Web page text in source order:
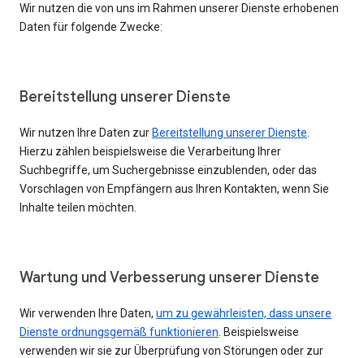
Wir nutzen die von uns im Rahmen unserer Dienste erhobenen
Daten für folgende Zwecke:
Bereitstellung unserer Dienste
Wir nutzen Ihre Daten zur Bereitstellung unserer Dienste
Hierzu zählen beispielsweise die Verarbeitung Ihrer
Suchbegriffe, um Suchergebnisse einzublenden, oder das
Vorschlagen von Empfängern aus Ihren Kontakten, wenn Sie
Inhalte teilen möchten.
Wartung und Verbesserung unserer Dienste
Wir verwenden Ihre Daten, um zu gewährleisten, dass unsere
Dienste ordnungsgemäß funktionieren . Beispielsweise
verwenden wir sie zur Überprüfung von Störungen oder zur